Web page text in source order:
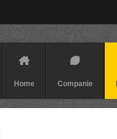
Home Companie